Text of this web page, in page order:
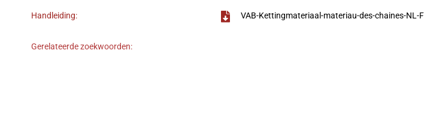
Handleiding: VAB-Kettingmateriaal-materiau-des-chaines-NL-
Gerelateerde zoekwoorden: